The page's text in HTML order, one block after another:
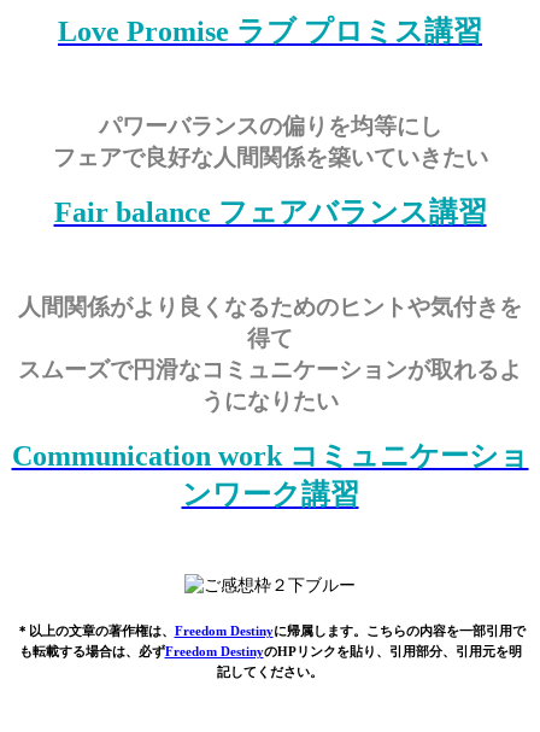
Love Promise ラブ プロミス講習
パワーバランスの偏りを均等にし
フェアで良好な人間関係を築いていきたい
Fair balance フェアバランス講習
人間関係がより良くなるためのヒントや気付きを
得て
スムーズで円滑なコミュニケーションが取れるよ
うになりたい
Communication work コミュニケーショ
ンワーク講習
＊以上の文章の著作権は、 Freedom Destinyに帰属します。こちらの内容を一部引用で
も転載する場合は、必ずFreedom DestinyのHPリンクを貼り、引用部分、引用元を明
記してください。